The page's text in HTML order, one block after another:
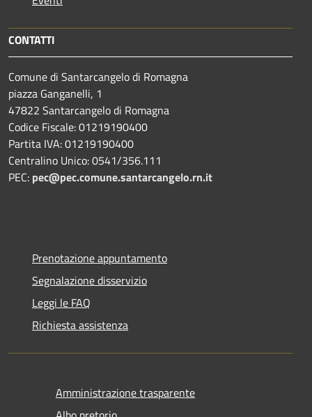
CONTATTI
Comune di Santarcangelo di Romagna
piazza Ganganelli, 1
47822 Santarcangelo di Romagna
Codice Fiscale: 01219190400
Partita IVA: 01219190400
Centralino Unico: 0541/356.111
PEC: pec@pec.comune.santarcangelo.rn.it
Prenotazione appuntamento
Segnalazione disservizio
Leggi le FAQ
Richiesta assistenza
Amministrazione trasparente